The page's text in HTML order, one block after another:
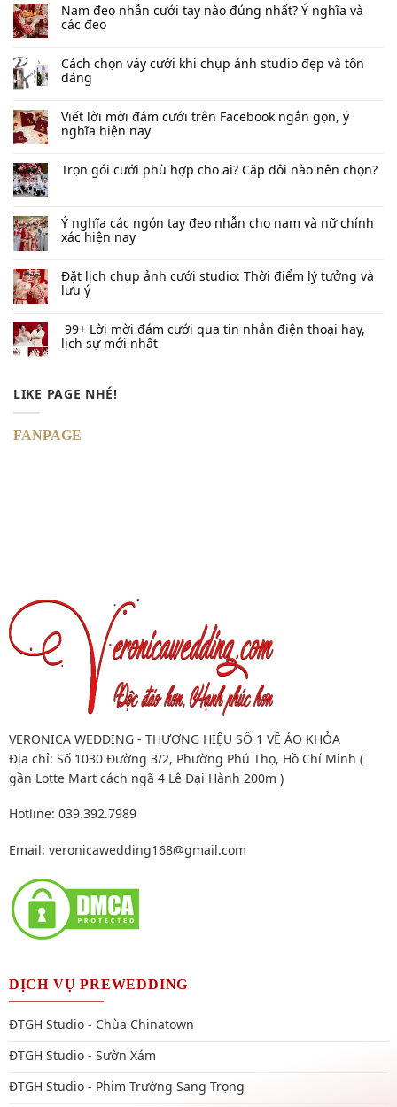
Nam đeo nhẫn cưới tay nào đúng nhất​? Ý nghĩa và
các đeo
Cách chọn váy cưới khi chụp ảnh studio đẹp và tôn
dáng
Viết lời mời đám cưới trên Facebook​ ngắn gọn, ý
nghĩa hiện nay
Trọn gói cưới phù hợp cho ai? Cặp đôi nào nên chọn?
Ý nghĩa các ngón tay đeo nhẫn cho nam và nữ chính
xác hiện nay
Đặt lịch chụp ảnh cưới studio: Thời điểm lý tưởng và
lưu ý
99+ Lời mời đám cưới qua tin nhắn​ điện thoại hay,
lịch sự mới nhất
LIKE PAGE NHÉ!
FANPAGE
VERONICA WEDDING - THƯƠNG HIỆU SỐ 1 VỀ ÁO KHỎA
Địa chỉ: Số 1030 Đường 3/2, Phường Phú Thọ, Hồ Chí Minh (
gần Lotte Mart cách ngã 4 Lê Đại Hành 200m )
Hotline: 039.392.7989
Email: veronicawedding168@gmail.com
DỊCH VỤ PREWEDDING
ĐTGH Studio - Chùa Chinatown
ĐTGH Studio - Sườn Xám
ĐTGH Studio - Phim Trường Sang Trọng